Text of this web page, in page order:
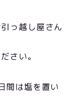
っ越し屋さん
さい。
間は塩を置い